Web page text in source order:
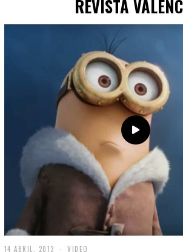
REVISTA
14 ABRIL, 2013 VIDEO